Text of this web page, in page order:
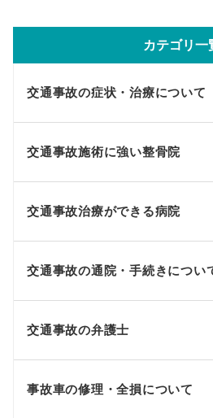
カテゴリ一
交通事故の症状・治療について
交通事故施術に強い整骨院
交通事故治療ができる病院
交通事故の通院・手続きについ
交通事故の弁護士
事故車の修理・全損について